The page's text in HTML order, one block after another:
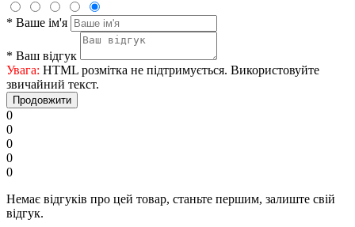
* Ваше ім'я
* Ваш відгук
Увага: HTML розмітка не підтримується. Використовуйте
звичайний текст.
Продовжити
0
0
0
0
0
Немає відгуків про цей товар, станьте першим, залиште свій
відгук.